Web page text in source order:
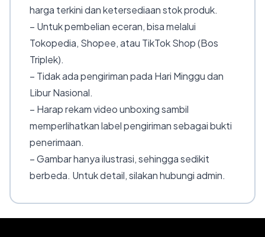
harga terkini dan ketersediaan stok produk.
– Untuk pembelian eceran, bisa melalui
Tokopedia, Shopee, atau TikTok Shop (Bos
Triplek).
– Tidak ada pengiriman pada Hari Minggu dan
Libur Nasional.
– Harap rekam video unboxing sambil
memperlihatkan label pengiriman sebagai bukti
penerimaan.
– Gambar hanya ilustrasi, sehingga sedikit
berbeda. Untuk detail, silakan hubungi admin.